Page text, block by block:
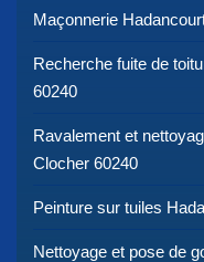
Maçonnerie
Recherche fuite de
60240
Ravalement et
Clocher 60240
Peinture sur tuiles
Nettoyage et pose de